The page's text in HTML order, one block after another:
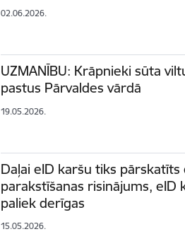
02.06.2026.
UZMANĪBU: Krāpnieki sūta
pastus Pārvaldes vārdā
19.05.2026.
Daļai eID karšu tiks pārskatīts
parakstīšanas risinājums, eID
paliek derīgas
15.05.2026.